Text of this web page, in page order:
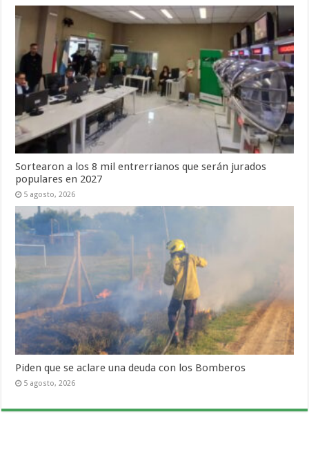
Sortearon a los 8 mil entrerrianos que serán jurados
populares en 2027
5 agosto, 2026
Piden que se aclare una deuda con los Bomberos
5 agosto, 2026